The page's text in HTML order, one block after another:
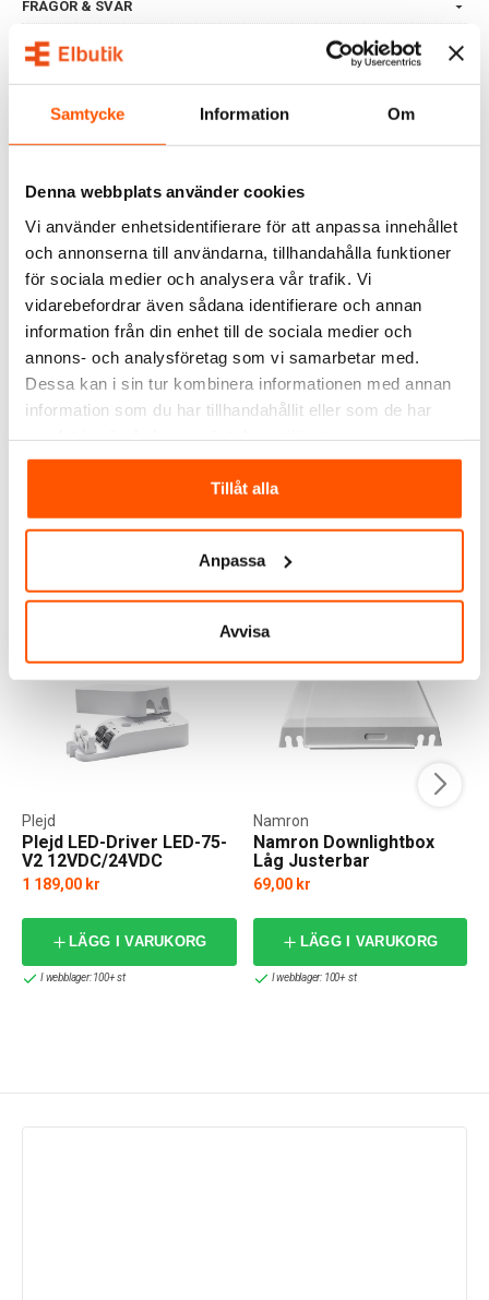
Samtycke Information Om
Denna webbplats använder cookies
Vi använder enhetsidentifierare för att anpassa innehållet
och annonserna till användarna, tillhandahålla funktioner
för sociala medier och analysera vår trafik. Vi
vidarebefordrar även sådana identifierare och annan
information från din enhet till de sociala medier och
annons- och analysföretag som vi samarbetar med.
Dessa kan i sin tur kombinera informationen med annan
information som du har tillhandahållit eller som de har
Tillåt alla
Anpassa
Avvisa
FRÅGOR & SVAR
ALTERNATIVA PRODUKTER
Namron LED Arbetslampa
50W
449,00 kr
Namron LED Strålkastare
30W
309,00 kr -23%
Plejd LED-Driver LED-75-
V2 12VDC/24VDC
Plejd
1 189,00 kr
LÄGG I VARUKORG
I webblager: 100+ st
Namron Downlightbox
Låg Justerbar
Namron
69,00 kr
LÄGG I VARUKORG
I webblager: 100+ st